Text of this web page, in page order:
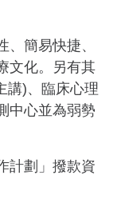
簡易快捷、
文化。另有其
講)、臨床心理
中心並為弱勢
計劃」撥款資